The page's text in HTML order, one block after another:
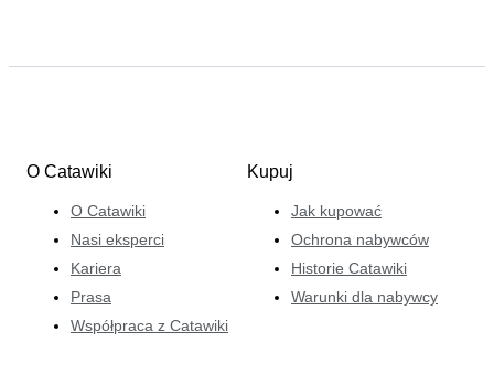
O Catawiki
O Catawiki
Nasi eksperci
Kariera
Prasa
Współpraca z Catawiki
Kupuj
Jak kupować
Ochrona nabywców
Historie Catawiki
Warunki dla nabywcy